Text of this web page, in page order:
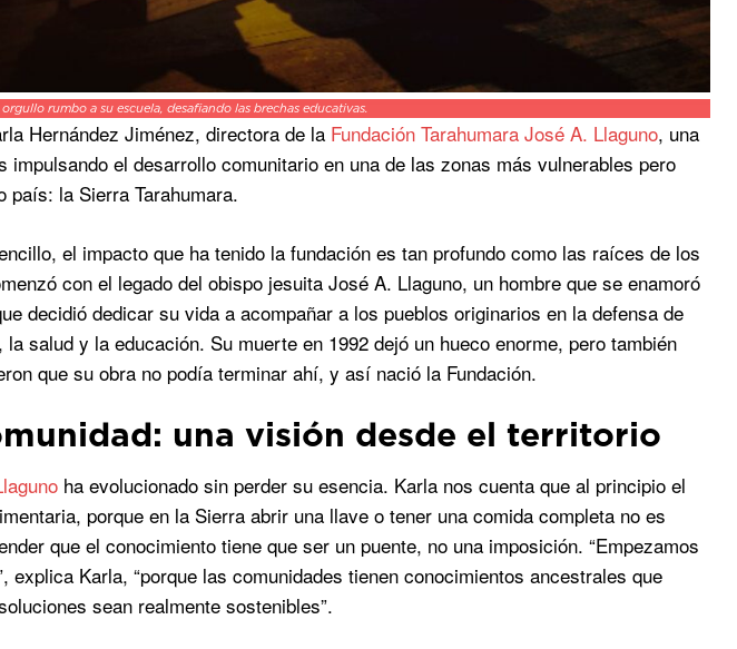
rumbo a su escuela, desafiando las brechas educativas.
Hernández Jiménez, directora de la Fundación Tarahumara José A. Llaguno, una
el desarrollo comunitario en una de las zonas más vulnerables pero
país: la Sierra Tarahumara.
el impacto que ha tenido la fundación es tan profundo como las raíces de los
con el legado del obispo jesuita José A. Llaguno, un hombre que se enamoró
decidió dedicar su vida a acompañar a los pueblos originarios en la defensa de
salud y la educación. Su muerte en 1992 dejó un hueco enorme, pero también
que su obra no podía terminar ahí, y así nació la Fundación.
una visión desde el territorio
ha evolucionado sin perder su esencia. Karla nos cuenta que al principio el
porque en la Sierra abrir una llave o tener una comida completa no es
que el conocimiento tiene que ser un puente, no una imposición. “Empezamos
explica Karla, “porque las comunidades tienen conocimientos ancestrales que
sean realmente sostenibles”.